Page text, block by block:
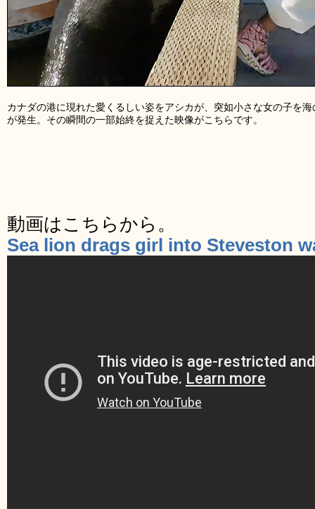
カナダの港に現れた愛くるしい姿をアシカが、突如小さな女の子を
が発生。その瞬間の一部始終を捉えた映像がこちらです。
動画はこちらから。
Sea lion drags girl into Steveston